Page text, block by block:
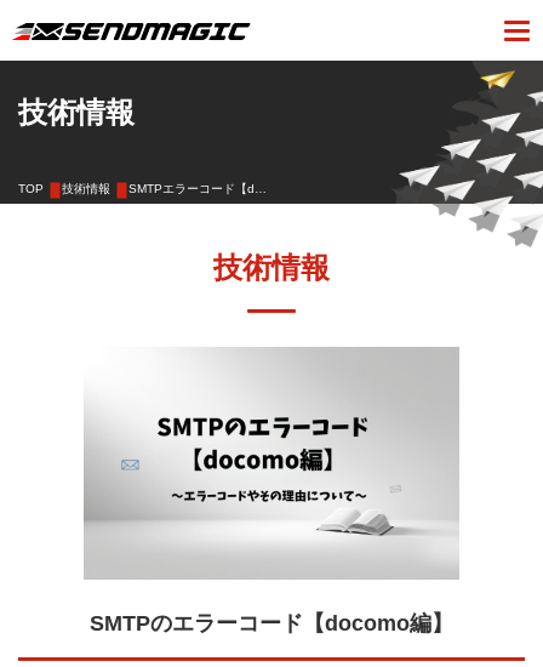
技術情報
TOP 技術情報 SMTPエラーコード【d…
技術情報
SMTPのエラーコード【docomo編】